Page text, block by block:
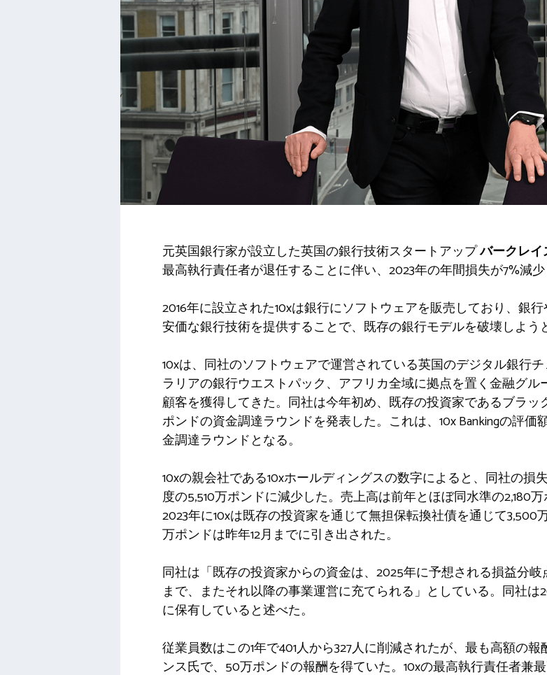
元英国銀行家が設立した英国の銀行技術スタートアップバークレ
最高執行責任者が退任することに伴い、2023年の年間損失が7%減
2016年に設立された10xは銀行にソフトウェアを販売しており、銀
安価な銀行技術を提供することで、既存の銀行モデルを破壊しよう
10xは、同社のソフトウェアで運営されている英国のデジタル銀行
ラリアの銀行ウエストパック、アフリカ全域に拠点を置く金融グ
顧客を獲得してきた。同社は今年初め、既存の投資家であるブラッ
ポンドの資金調達ラウンドを発表した。これは、10x Bankingの評価
金調達ラウンドとなる。
10xの親会社である10xホールディングスの数字によると、同社の損
度の5,510万ポンドに減少した。売上高は前年とほぼ同水準の2,180
2023年に10xは既存の投資家を通じて無担保転換社債を通じて3,500
万ポンドは昨年12月までに引き出された。
同社は「既存の投資家からの資金は、2025年に予想される損益分
まで、またそれ以降の事業運営に充てられる」としている。同社は
に保有していると述べた。
従業員数はこの1年で401人から327人に削減されたが、最も高額の
ンス氏で、50万ポンドの報酬を得ていた。10xの最高執行責任者兼